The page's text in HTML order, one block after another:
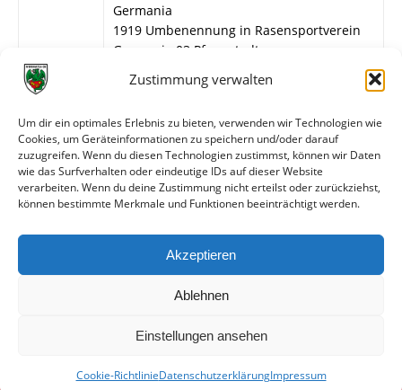
Zustimmung verwalten
Um dir ein optimales Erlebnis zu bieten, verwenden wir Technologien wie
Cookies, um Geräteinformationen zu speichern und/oder darauf
zuzugreifen. Wenn du diesen Technologien zustimmst, können wir Daten
wie das Surfverhalten oder eindeutige IDs auf dieser Website
verarbeiten. Wenn du deine Zustimmung nicht erteilst oder zurückziehst,
können bestimmte Merkmale und Funktionen beeinträchtigt werden.
Akzeptieren
Ablehnen
Einstellungen ansehen
Cookie-RichtlinieDatenschutzerklärungImpressum
Germania
1919 Umbenennung in Rasensportverein
Germania 03 Pfungstadt
1939 Fusion aller Pfungstädter Vereine
zum GfL Pfungstadt
1950 Wiedergründung des RSV Germania
03 Pfungstadt
Weitere Informationen
Spiele gegen die erste Mannschaft
Spiele gegen die zweite Mannschaft
© VfR Wormatia Worms